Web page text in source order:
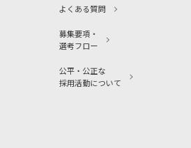
よくある質問
募集要項・
選考フロー
公平・公正な
採用活動について